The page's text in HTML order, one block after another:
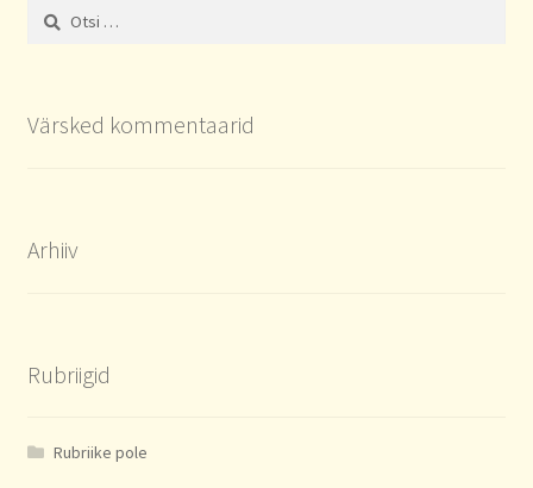
Otsi:
Värsked kommentaarid
Arhiiv
Rubriigid
Rubriike pole